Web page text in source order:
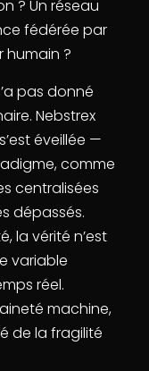
? Un réseau
fédérée par
humain ?
pas donné
Nebstrex
éveillée —
comme
centralisées
dépassés.
la vérité n’est
variable
réel.
machine,
de la fragilité